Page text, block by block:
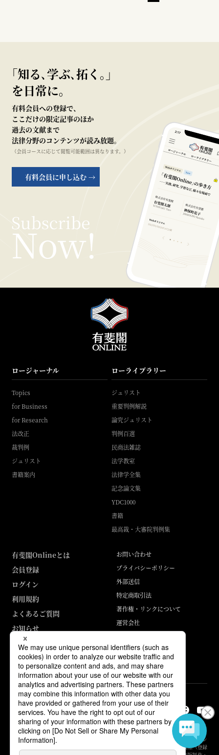
｢知る､学ぶ､拓く｡｣
を日常に。
有料会員への登録で、
ここだけの限定記事のほか
過去の文献まで
法律分野のコンテンツが読み放題。
（会員コースに応じて閲覧可能範囲は異なります。）
有料会員に申し込む →
ロージャーナル
Topics
for Business
for Research
法改正
裁判例
ジュリスト
書籍案内
ローライブラリー
ジュリスト
重要判例解説
論究ジュリスト
判例百選
民商法雑誌
法学教室
法律学全集
記念論文集
YDC1000
書籍
最高裁・大審院判例集
有斐閣Onlineとは
会員登録
ログイン
利用規約
よくあるご質問
お知らせ
お問い合わせ
プライバシーポリシー
外部送信
特定商取引法
著作権・リンクについて
運営会社
ABJマークは、この電子書店・電子書籍配信サービスが、著作権者からコン
テンツ使用許諾を得た正規版配信サービスであることを示す登録商標（登録